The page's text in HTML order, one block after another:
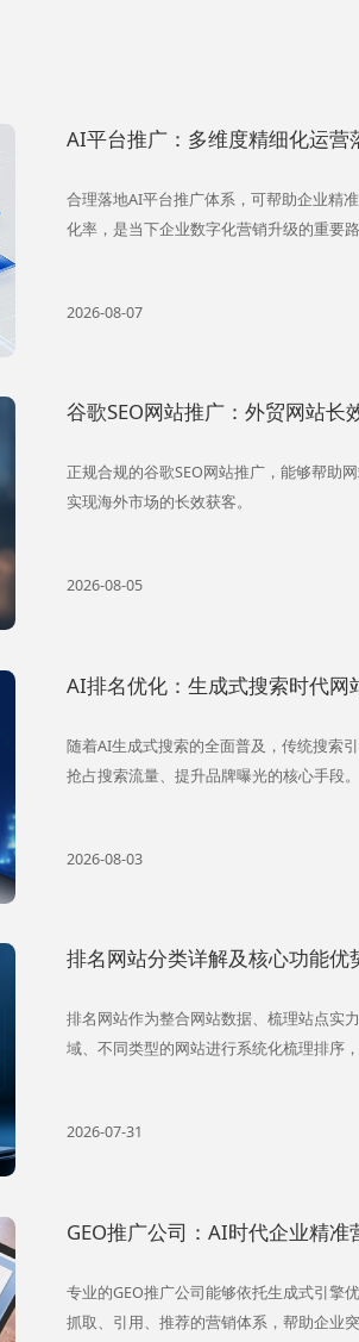
AI平台推广：多维度精细化运营
合理落地AI平台推广体系，可帮助企业精
化率，是当下企业数字化营销升级的重要路
2026-08-07
谷歌SEO网站推广：外贸网站长
正规合规的谷歌SEO网站推广，能够帮助
实现海外市场的长效获客。
2026-08-05
AI排名优化：生成式搜索时代网
随着AI生成式搜索的全面普及，传统搜索
抢占搜索流量、提升品牌曝光的核心手段。
2026-08-03
排名网站分类详解及核心功能优
排名网站作为整合网站数据、梳理站点实
域、不同类型的网站进行系统化梳理排序
2026-07-31
GEO推广公司：AI时代企业精准
专业的GEO推广公司能够依托生成式引擎
抓取、引用、推荐的营销体系，帮助企业